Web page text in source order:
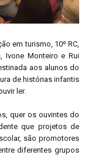
em turismo, 10º RC,
Ivone Monteiro e Rui
aos alunos do
de histórias infantis
ler.
quer os ouvintes do
que projetos de
são promotores
diferentes grupos